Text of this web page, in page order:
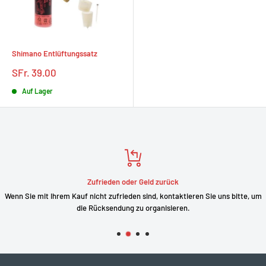
Shimano Entlüftungssatz
Prix
SFr. 39.00
Auf Lager
Zufrieden oder Geld zurück
Wenn Sie mit Ihrem Kauf nicht zufrieden sind, kontaktieren Sie uns bitte, um
die Rücksendung zu organisieren.